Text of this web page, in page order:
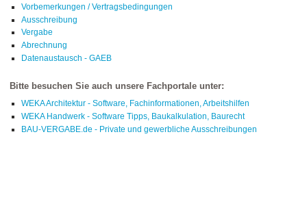
Vorbemerkungen / Vertragsbedingungen
Ausschreibung
Vergabe
Abrechnung
Datenaustausch - GAEB
Bitte besuchen Sie auch unsere Fachportale unter:
WEKA Architektur - Software, Fachinformationen, Arbeitshilfen
WEKA Handwerk - Software Tipps, Baukalkulation, Baurecht
BAU-VERGABE.de - Private und gewerbliche Ausschreibungen